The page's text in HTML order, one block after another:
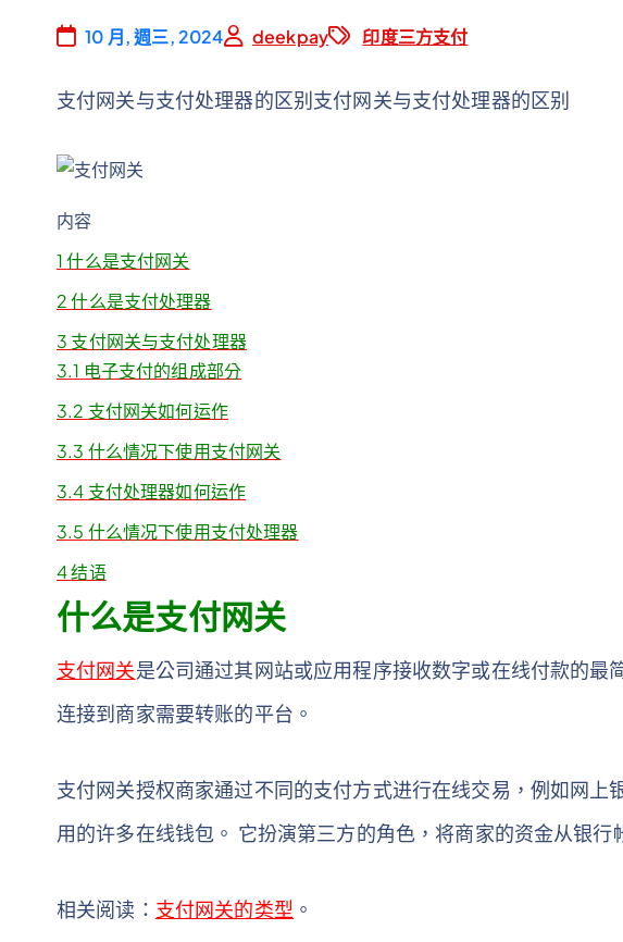
10 月, 週三, 2024 deekpay 印度三方支付
支付网关与支付处理器的区别支付网关与支付处理器的区别
内容
1 什么是支付网关
2 什么是支付处理器
3 支付网关与支付处理器
3.1 电子支付的组成部分
3.2 支付网关如何运作
3.3 什么情况下使用支付网关
3.4 支付处理器如何运作
3.5 什么情况下使用支付处理器
4结语
什么是支付网关
支付网关是公司通过其网站或应用程序接收数字或在线付款的最
连接到商家需要转账的平台。
支付网关授权商家通过不同的支付方式进行在线交易，例如网上
用的许多在线钱包。 它扮演第三方的角色，将商家的资金从银行
相关阅读： 支付网关的类型 。